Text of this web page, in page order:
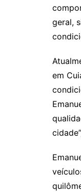
geral,
em